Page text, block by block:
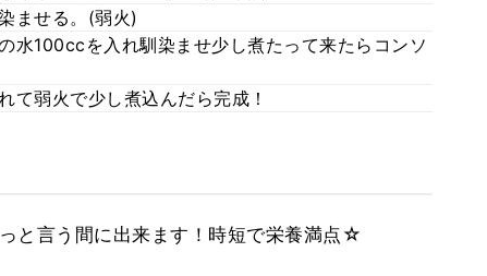
ませる。(弱火)
水100ccを入れ馴染ませ少し煮たって来たらコンソ
て弱火で少し煮込んだら完成！
と言う間に出来ます！時短で栄養満点☆